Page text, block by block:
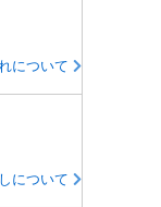
について
について